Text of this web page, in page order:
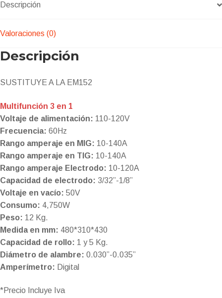
Descripción
Valoraciones (0)
Descripción
SUSTITUYE A LA EM152
Multifunción 3 en 1
Voltaje de alimentación: 110-120V
Frecuencia: 60Hz
Rango amperaje en MIG: 10-140A
Rango amperaje en TIG: 10-140A
Rango amperaje Electrodo: 10-120A
Capacidad de electrodo: 3/32”-1/8”
Voltaje en vacío: 50V
Consumo: 4,750W
Peso: 12 Kg.
​Medida en mm: 480*310*430
Capacidad de rollo: 1 y 5 Kg.
Diámetro de alambre: 0.030”-0.035”
Amperímetro: Digital
*Precio Incluye Iva